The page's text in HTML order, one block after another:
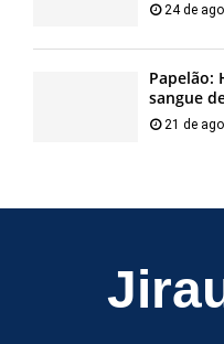
24 de
Papelão:
sangue
21 de